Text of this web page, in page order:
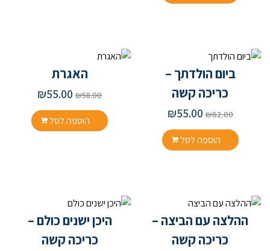
ביום הולדתך –
כריכה קשה
₪62.00
₪55.00
הוספה לסל
האגרת
₪58.00
₪55.00
הוספה לסל
ההלצה עם הביצה –
כריכה קשה
היכן ישנים כולם –
כריכה קשה